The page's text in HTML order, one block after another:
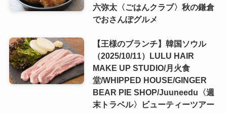
六弥太〈ごはんクラブ〉秋の鎌倉
でおさんぽグルメ
【王様のブランチ】韓国ソウル
（2025/10/11）LULU HAIR
MAKE UP STUDIO/月火食
堂/WHIPPED HOUSE/GINGER
BEAR PIE SHOP/Juuneedu〈週
末トラベル〉ビューティーツアー